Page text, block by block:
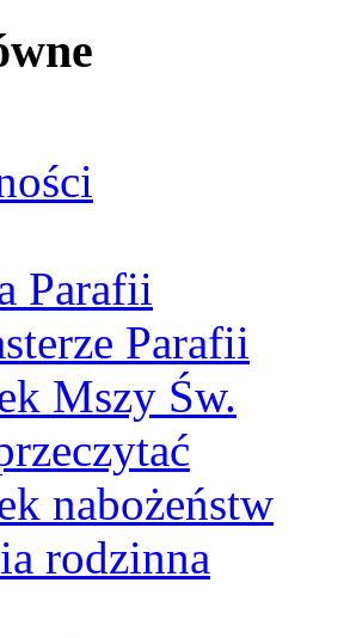
Parafii
Parafii
Mszy Św.
nabożeństw
rodzinna